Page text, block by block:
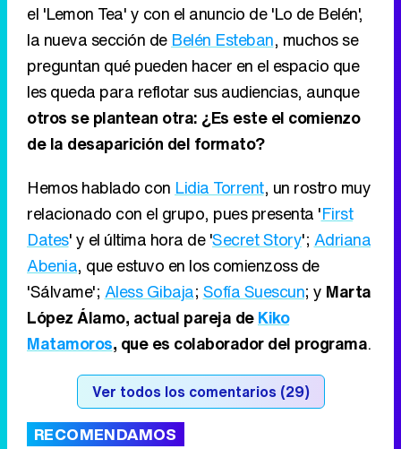
el 'Lemon Tea' y con el anuncio de 'Lo de Belén',
la nueva sección de Belén Esteban, muchos se
preguntan qué pueden hacer en el espacio que
les queda para reflotar sus audiencias, aunque
otros se plantean otra: ¿Es este el comienzo
de la desaparición del formato?
Hemos hablado con Lidia Torrent, un rostro muy
relacionado con el grupo, pues presenta 'First
Dates' y el última hora de 'Secret Story'; Adriana
Abenia, que estuvo en los comienzoss de
'Sálvame'; Aless Gibaja; Sofía Suescun; y Marta
López Álamo, actual pareja deKiko
Matamoros, que es colaborador del programa.
Ver todos los comentarios (29)
RECOMENDAMOS